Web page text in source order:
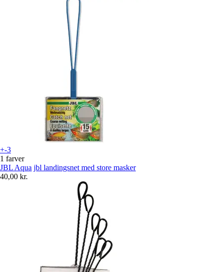
+-3
1 farver
JBL Aqua jbl landingsnet med store masker
40,00 kr.